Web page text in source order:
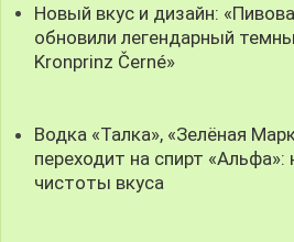
Новый вкус и дизайн:
обновили легендарный
Kronprinz Černé»
Водка «Талка», «Зелёная
переходит на спирт «Альфа»:
чистоты вкуса